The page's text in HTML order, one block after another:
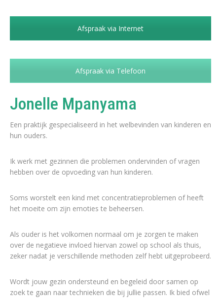
Afspraak via Internet
Afspraak via Telefoon
Jonelle Mpanyama
Een praktijk gespecialiseerd in het welbevinden van kinderen en
hun ouders.
Ik werk met gezinnen die problemen ondervinden of vragen
hebben over de opvoeding van hun kinderen.
Soms worstelt een kind met concentratieproblemen of heeft
het moeite om zijn emoties te beheersen.
Als ouder is het volkomen normaal om je zorgen te maken
over de negatieve invloed hiervan zowel op school als thuis,
zeker nadat je verschillende methoden zelf hebt uitgeprobeerd.
Wordt jouw gezin ondersteund en begeleid door samen op
zoek te gaan naar technieken die bij jullie passen. Ik bied ofwel